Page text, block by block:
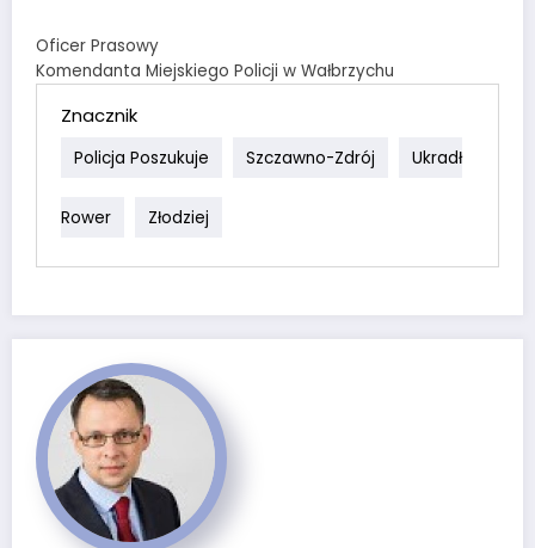
Oficer Prasowy
Komendanta Miejskiego Policji w Wałbrzychu
Znacznik
Policja Poszukuje Szczawno-Zdrój Ukradł
Rower Złodziej